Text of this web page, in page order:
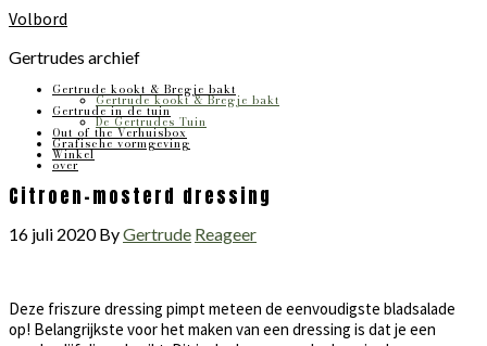
Volbord
Gertrudes archief
Gertrude kookt & Bregje bakt
Gertrude kookt & Bregje bakt
Gertrude in de tuin
De Gertrudes Tuin
Out of the Verhuisbox
Grafische vormgeving
Winkel
over
Citroen-mosterd dressing
16 juli 2020ByGertrude Reageer
Deze friszure dressing pimpt meteen de eenvoudigste bladsalade
op! Belangrijkste voor het maken van een dressing is dat je een